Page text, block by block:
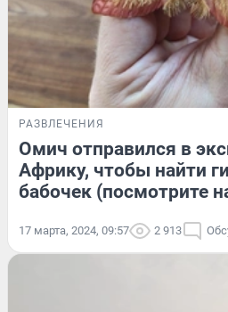
РАЗВЛЕЧЕНИЯ
Омич отправился в
Африку, чтобы найти
бабочек (посмотрите
17 марта, 2024, 09:57 2 913